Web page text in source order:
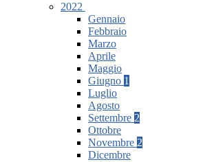
2022
Gennaio
Febbraio
Marzo
Aprile
Maggio
Giugno 1
Luglio
Agosto
Settembre 2
Ottobre
Novembre 2
Dicembre